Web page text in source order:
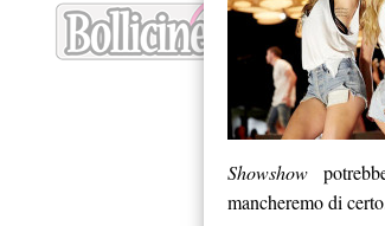
Showshow
mancheremo di